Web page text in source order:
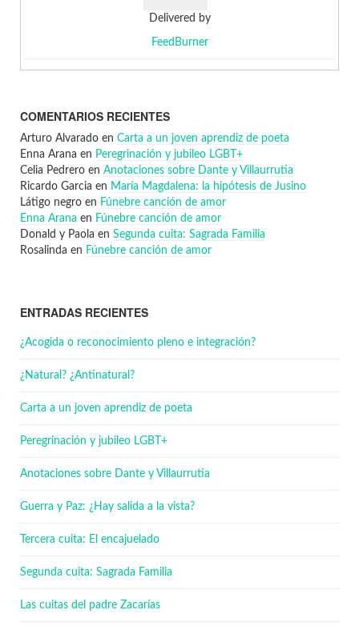
Delivered by
FeedBurner
COMENTARIOS RECIENTES
Arturo Alvarado en Carta a un joven aprendiz de poeta
Enna Arana en Peregrinación y jubileo LGBT+
Celia Pedrero en Anotaciones sobre Dante y Villaurrutia
Ricardo Garcia en María Magdalena: la hipótesis de Jusino
Látigo negro en Fúnebre canción de amor
Enna Arana en Fúnebre canción de amor
Donald y Paola en Segunda cuita: Sagrada Familia
Rosalinda en Fúnebre canción de amor
ENTRADAS RECIENTES
¿Acogida o reconocimiento pleno e integración?
¿Natural? ¿Antinatural?
Carta a un joven aprendiz de poeta
Peregrinación y jubileo LGBT+
Anotaciones sobre Dante y Villaurrutia
Guerra y Paz: ¿Hay salida a la vista?
Tercera cuita: El encajuelado
Segunda cuita: Sagrada Familia
Las cuitas del padre Zacarías